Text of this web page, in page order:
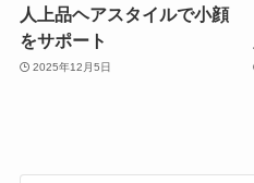
人上品ヘアスタイルで小顔
をサポート
2025年12月5日